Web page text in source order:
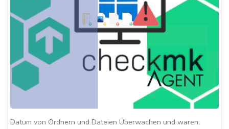
Datum von Ordnern und Dateien Überwachen und waren,